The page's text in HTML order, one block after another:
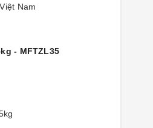
Việt Nam
- MFTZL35